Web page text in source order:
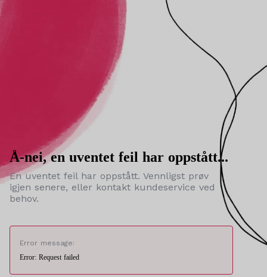
Å-nei, en uventet feil har oppstått...
En uventet feil har oppstått. Vennligst prøv
igjen senere, eller kontakt kundeservice ved
behov.
Error message:
Error: Request failed